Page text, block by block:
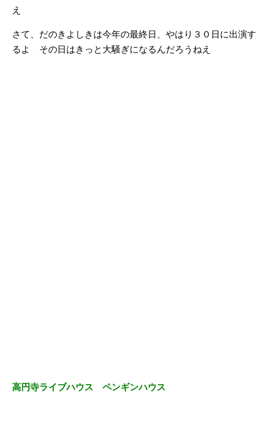
え
さて、だのきよしきは今年の最終日、やはり３０日に出演す
るよ その日はきっと大騒ぎになるんだろうねえ
高円寺ライブハウス ペンギンハウス